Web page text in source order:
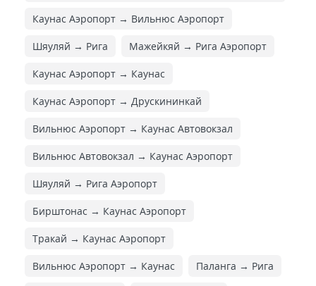
Каунас Аэропорт → Вильнюс Аэропорт
Шяуляй → Рига Мажейкяй → Рига Аэропорт
Каунас Аэропорт → Каунас
Каунас Аэропорт → Друскининкай
Вильнюс Аэропорт → Каунас Автовокзал
Вильнюс Автовокзал → Каунас Аэропорт
Шяуляй → Рига Аэропорт
Бирштонас → Каунас Аэропорт
Тракай → Каунас Аэропорт
Вильнюс Аэропорт → Каунас Паланга → Рига